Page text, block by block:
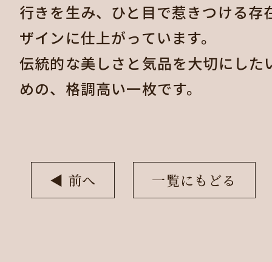
行きを生み、ひと目で惹きつける存
ザインに仕上がっています。
伝統的な美しさと気品を大切にした
めの、格調高い一枚です。
◀︎ 前へ 一覧にもどる